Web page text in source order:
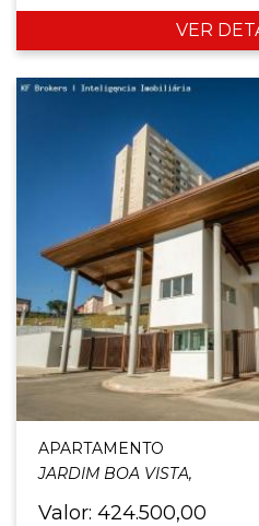
VER
APARTAMENTO
JARDIM BOA VISTA,
Valor: 424.500,00